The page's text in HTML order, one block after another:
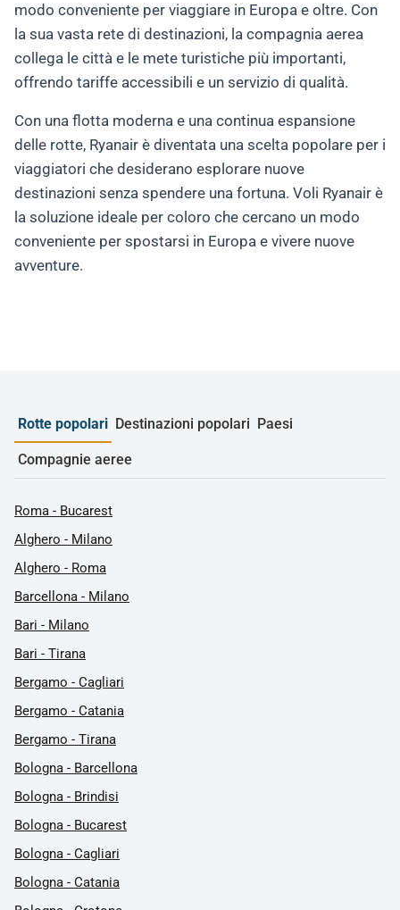
modo conveniente per viaggiare in Europa e oltre. Con
la sua vasta rete di destinazioni, la compagnia aerea
collega le città e le mete turistiche più importanti,
offrendo tariffe accessibili e un servizio di qualità.
Con una flotta moderna e una continua espansione
delle rotte, Ryanair è diventata una scelta popolare per i
viaggiatori che desiderano esplorare nuove
destinazioni senza spendere una fortuna. Voli Ryanair è
la soluzione ideale per coloro che cercano un modo
conveniente per spostarsi in Europa e vivere nuove
avventure.
Rotte popolari Destinazioni popolari Paesi
Compagnie aeree
Roma - Bucarest
Alghero - Milano
Alghero - Roma
Barcellona - Milano
Bari - Milano
Bari - Tirana
Bergamo - Cagliari
Bergamo - Catania
Bergamo - Tirana
Bologna - Barcellona
Bologna - Brindisi
Bologna - Bucarest
Bologna - Cagliari
Bologna - Catania